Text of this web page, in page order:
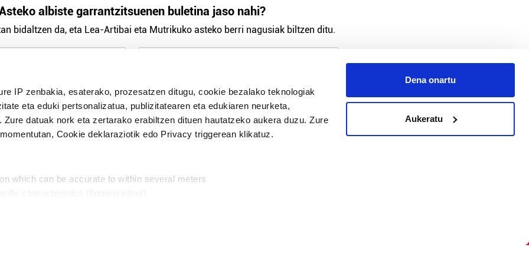
IP zenbakia, esaterako, prozesatzen ditugu, cookie bezalako teknologiak
eta eduki pertsonalizatua, publizitatearen eta edukiaren neurketa,
datuak nork eta zertarako erabiltzen dituen hautatzeko aukera duzu. Zure
Cookie deklaraziotik edo Privacy triggerean klikatuz.
which can be accurate to within several meters
Dena onartu
Aukeratu
albiste garrantzitsuenen buletina jaso nahi?
bidaltzen da, eta Lea-Artibai eta Mutrikuko asteko berri nagusiak biltzen ditu.
Harpidetu
modu librean kontatzea da gure eginkizuna. Horretarako zure ekarpena